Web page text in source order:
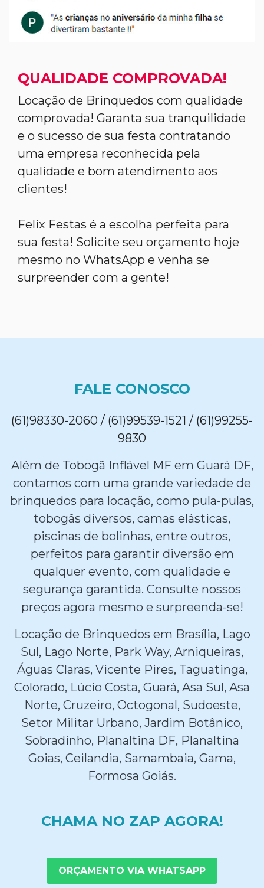
QUALIDADE COMPROVADA!
Locação de Brinquedos com qualidade
comprovada! Garanta sua tranquilidade
e o sucesso de sua festa contratando
uma empresa reconhecida pela
qualidade e bom atendimento aos
clientes!
Felix Festas é a escolha perfeita para
sua festa! Solicite seu orçamento hoje
mesmo no WhatsApp e venha se
surpreender com a gente!
FALE CONOSCO
(61)98330-2060 / (61)99539-1521 / (61)99255-
9830
Além de Tobogã Inflável MF em Guará DF,
contamos com uma grande variedade de
brinquedos para locação, como pula-pulas,
tobogãs diversos, camas elásticas,
piscinas de bolinhas, entre outros,
perfeitos para garantir diversão em
qualquer evento, com qualidade e
segurança garantida. Consulte nossos
preços agora mesmo e surpreenda-se!
Locação de Brinquedos em Brasília, Lago
Sul, Lago Norte, Park Way, Arniqueiras,
Águas Claras, Vicente Pires, Taguatinga,
Colorado, Lúcio Costa, Guará, Asa Sul, Asa
Norte, Cruzeiro, Octogonal, Sudoeste,
Setor Militar Urbano, Jardim Botânico,
Sobradinho, Planaltina DF, Planaltina
Goias, Ceilandia, Samambaia, Gama,
Formosa Goiás.
CHAMA NO ZAP AGORA!
ORÇAMENTO VIA WHATSAPP